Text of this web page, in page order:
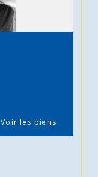
Voir les biens